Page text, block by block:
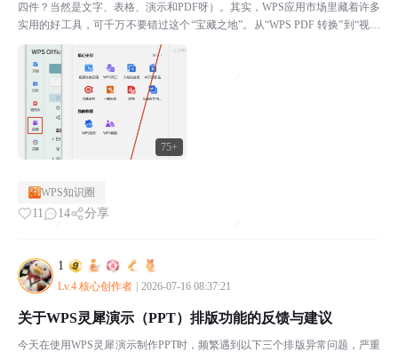
75+
四件？当然是文字、表格、演示和PDF呀）。其实，WPS应用市场里藏着许多
实用的好工具，可千万不要错过这个“宝藏之地”。从“WPS PDF 转换”到“视频
剪辑”，从“图片编辑器”到“CA...
WPS知识圈
11 14 分享
1
Lv.4 核心创作者 2026-07-16 08:37:21
关于WPS灵犀演示（PPT）排版功能的反馈与建议
今天在使用WPS灵犀演示制作PPT时，频繁遇到以下三个排版异常问题，严重